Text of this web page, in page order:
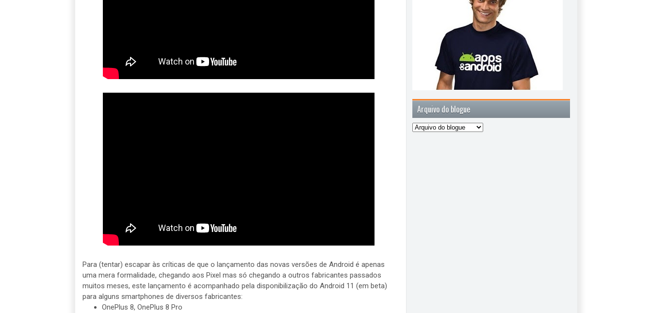
Para (tentar) escapar às críticas de que o lançamento das novas versões de Android é apenas
uma mera formalidade, chegando aos Pixel mas só chegando a outros fabricantes passados
muitos meses, este lançamento é acompanhado pela disponibilização do Android 11 (em beta)
para alguns smartphones de diversos fabricantes:
OnePlus 8, OnePlus 8 Pro
Arquivo do blogue